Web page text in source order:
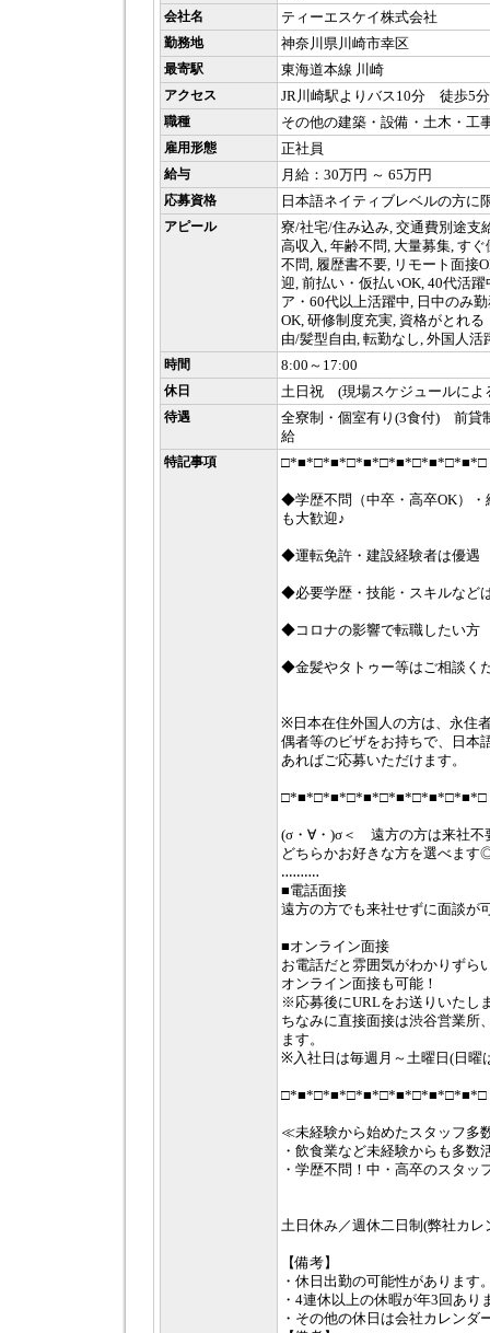
会社名 ティーエスケイ株式会社
勤務地 神奈川県川崎市幸区
最寄駅 東海道本線 川崎
アクセス JR川崎駅よりバス10分 徒歩5分
職種 その他の建築・設備・土木・工
雇用形態 正社員
給与 月給：30万円 ～ 65万円
応募資格 日本語ネイティブレベルの方に
アピール
寮/社宅/住み込み, 交通費別途支
高収入, 年齢不問, 大量募集, す
不問, 履歴書不要, リモート面接
迎, 前払い・仮払いOK, 40代活
ア・60代以上活躍中, 日中のみ
OK, 研修制度充実, 資格がとれ
由/髪型自由, 転勤なし, 外国人活
時間 8:00～17:00
休日 土日祝 (現場スケジュールによ
待遇
全寮制・個室有り(3食付) 前
給
特記事項 □*■*□*■*□*■*□*■*□*■*□*■*□
◆学歴不問（中卒・高卒OK）・
も大歓迎♪
◆運転免許・建設経験者は優遇
◆必要学歴・技能・スキルなど
◆コロナの影響で転職したい方
◆金髪やタトゥー等はご相談く
※日本在住外国人の方は、永住
偶者等のビザをお持ちで、日本
あればご応募いただけます。
□*■*□*■*□*■*□*■*□*■*□*■*□
(σ・∀・)σ＜ 遠方の方は来社不
どちらかお好きな方を選べます
‥‥‥‥‥
■電話面接
遠方の方でも来社せずに面談が
■オンライン面接
お電話だと雰囲気がわかりずら
オンライン面接も可能！
※応募後にURLをお送りいたし
ちなみに直接面接は渋谷営業所
ます。
※入社日は毎週月～土曜日(日曜
□*■*□*■*□*■*□*■*□*■*□*■*□
≪未経験から始めたスタッフ多
・飲食業など未経験からも多数
・学歴不問！中・高卒のスタッ
土日休み／週休二日制(弊社カレ
【備考】
・休日出勤の可能性があります
・4連休以上の休暇が年3回あり
・その他の休日は会社カレンダ